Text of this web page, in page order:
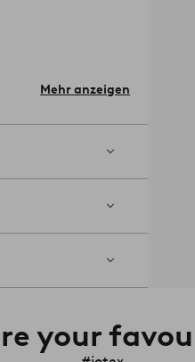
Mehr anzeigen
your